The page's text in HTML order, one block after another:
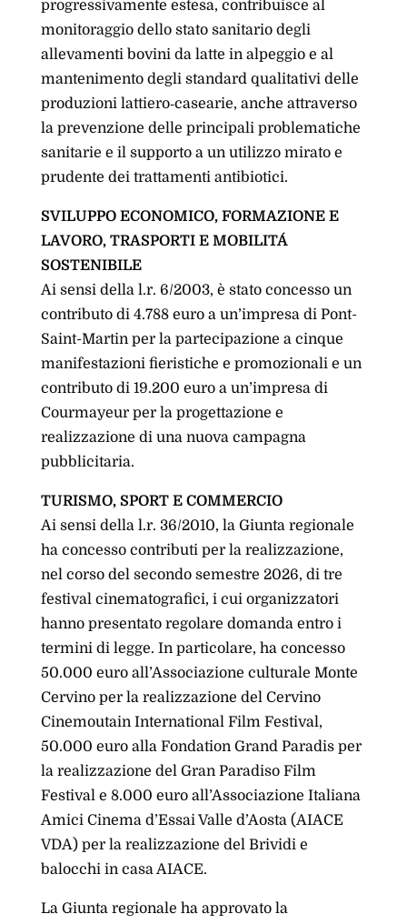
progressivamente estesa, contribuisce al
monitoraggio dello stato sanitario degli
allevamenti bovini da latte in alpeggio e al
mantenimento degli standard qualitativi delle
produzioni lattiero‑casearie, anche attraverso
la prevenzione delle principali problematiche
sanitarie e il supporto a un utilizzo mirato e
prudente dei trattamenti antibiotici.
SVILUPPO ECONOMICO, FORMAZIONE E
LAVORO, TRASPORTI E MOBILITÁ
SOSTENIBILE
Ai sensi della l.r. 6/2003, è stato concesso un
contributo di 4.788 euro a un’impresa di Pont-
Saint-Martin per la partecipazione a cinque
manifestazioni fieristiche e promozionali e un
contributo di 19.200 euro a un’impresa di
Courmayeur per la progettazione e
realizzazione di una nuova campagna
pubblicitaria.
TURISMO, SPORT E COMMERCIO
Ai sensi della l.r. 36/2010, la Giunta regionale
ha concesso contributi per la realizzazione,
nel corso del secondo semestre 2026, di tre
festival cinematografici, i cui organizzatori
hanno presentato regolare domanda entro i
termini di legge. In particolare, ha concesso
50.000 euro all’Associazione culturale Monte
Cervino per la realizzazione del Cervino
Cinemoutain International Film Festival,
50.000 euro alla Fondation Grand Paradis per
la realizzazione del Gran Paradiso Film
Festival e 8.000 euro all’Associazione Italiana
Amici Cinema d’Essai Valle d’Aosta (AIACE
VDA) per la realizzazione del Brividi e
balocchi in casa AIACE.
La Giunta regionale ha approvato la